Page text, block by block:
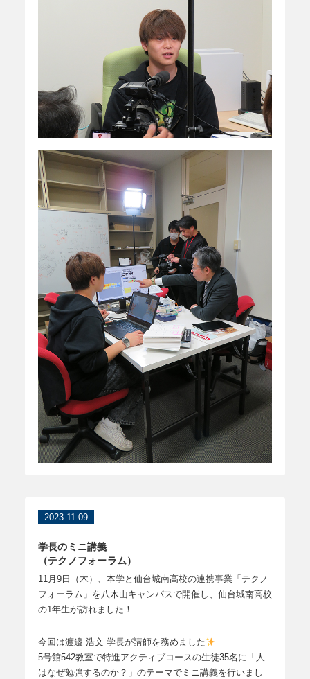
2023.11.09
学長のミニ講義
（テクノフォーラム）
11月9日（木）、本学と仙台城南高校の連携事業「テクノ
フォーラム」を八木山キャンパスで開催し、仙台城南高校
の1年生が訪れました！
今回は渡邉 浩文 学長が講師を務めました
5号館542教室で特進アクティブコースの生徒35名に「人
はなぜ勉強するのか？」のテーマでミニ講義を行いまし